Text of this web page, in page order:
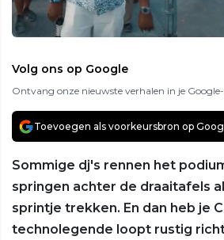
Volg ons op Google
Ontvang onze nieuwste verhalen in je Google-
Toevoegen als voorkeursbron op
Sommige dj's rennen het
springen achter de draaitafels
sprintje trekken. En dan heb je
technolegende loopt rustig